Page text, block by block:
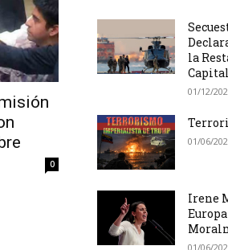
0
la
01/12/
01/06/
Irene
01/06/